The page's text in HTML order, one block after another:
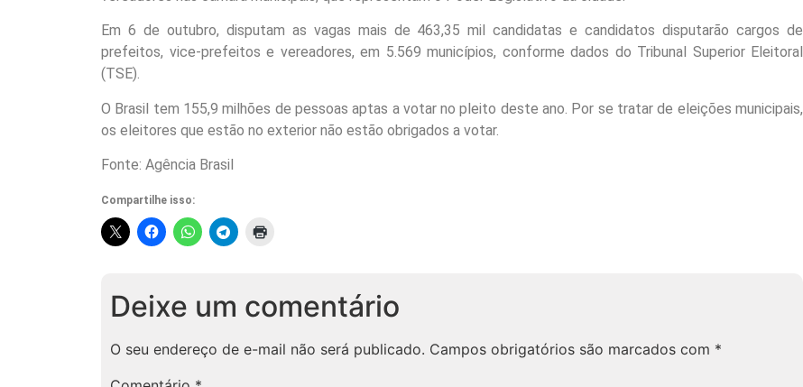
Em 6 de outubro, disputam as vagas mais de 463,35 mil candidatas e candidatos disputarão cargos de
prefeitos, vice-prefeitos e vereadores, em 5.569 municípios, conforme dados do Tribunal Superior Eleitoral
(TSE).
O Brasil tem 155,9 milhões de pessoas aptas a votar no pleito deste ano. Por se tratar de eleições municipais,
os eleitores que estão no exterior não estão obrigados a votar.
Fonte: Agência Brasil
Compartilhe isso:
Deixe um comentário
O seu endereço de e-mail não será publicado. Campos obrigatórios são marcados com *